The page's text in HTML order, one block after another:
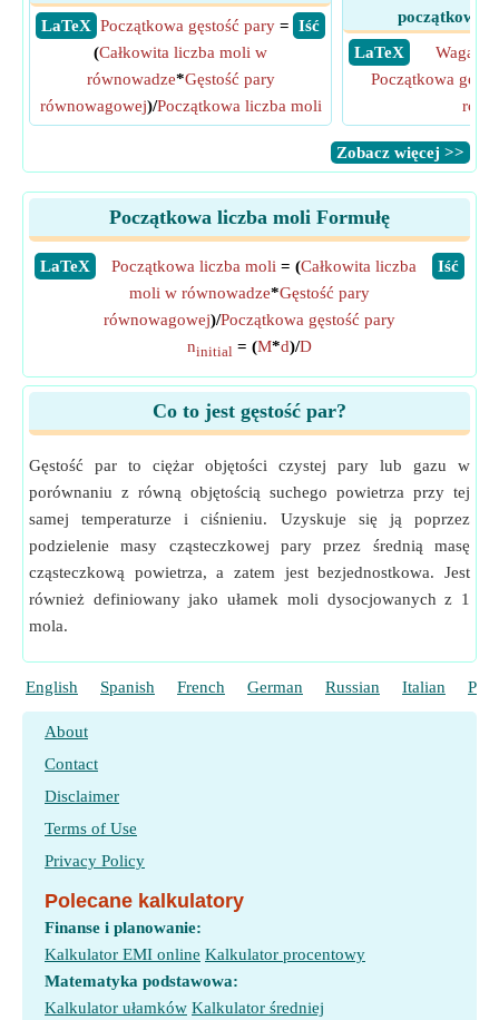
​ LaTeX
​ Iść
Początkowa gęstość pary =
(Całkowita liczba moli w
równowadze*Gęstość pary
równowagowej)/Początkowa liczba moli
początkowej
​ LaTeX
Waga
Początkowa
​Zobacz więcej >>
Początkowa liczba moli Formułę
​LaTeX ​Iść
Początkowa liczba moli = (Całkowita liczba
moli w równowadze*Gęstość pary
równowagowej)/Początkowa gęstość pary
ninitial = (M*d)/D
Co to jest gęstość par?
Gęstość par to ciężar objętości czystej pary lub gazu w
porównaniu z równą objętością suchego powietrza przy tej
samej temperaturze i ciśnieniu. Uzyskuje się ją poprzez
podzielenie masy cząsteczkowej pary przez średnią masę
cząsteczkową powietrza, a zatem jest bezjednostkowa. Jest
również definiowany jako ułamek moli dysocjowanych z 1
mola.
English Spanish French German Russian Italian
About
Contact
Disclaimer
Terms of Use
Privacy Policy
Polecane kalkulatory
Finanse i planowanie:
Kalkulator EMI online Kalkulator procentowy
Matematyka podstawowa:
Kalkulator ułamków Kalkulator średniej